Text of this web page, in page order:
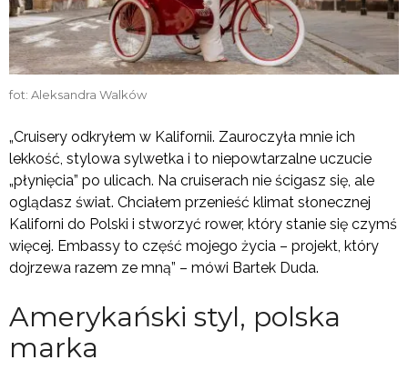
fot: Aleksandra Walków
„Cruisery odkryłem w Kalifornii. Zauroczyła mnie ich
lekkość, stylowa sylwetka i to niepowtarzalne uczucie
„płynięcia” po ulicach. Na cruiserach nie ścigasz się, ale
oglądasz świat. Chciałem przenieść klimat słonecznej
Kaliforni do Polski i stworzyć rower, który stanie się czymś
więcej. Embassy to część mojego życia – projekt, który
dojrzewa razem ze mną” – mówi Bartek Duda.
Amerykański styl, polska
marka